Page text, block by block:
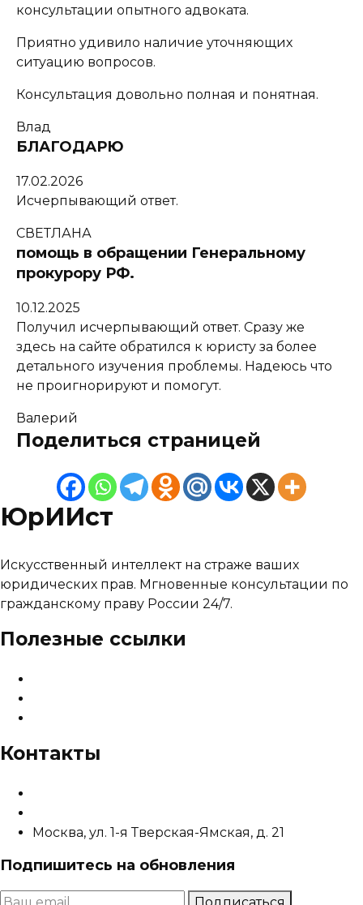
консультации опытного адвоката.
Приятно удивило наличие уточняющих
ситуацию вопросов.
Консультация довольно полная и понятная.
Влад
БЛАГОДАРЮ
17.02.2026
Исчерпывающий ответ.
СВЕТЛАНА
помощь в обращении Генеральному
прокурору РФ.
10.12.2025
Получил исчерпывающий ответ. Сразу же
здесь на сайте обратился к юристу за более
детального изучения проблемы. Надеюсь что
не проигнорируют и помогут.
Валерий
Поделиться страницей
ЮрИИст
Искусственный интеллект на страже ваших
юридических прав. Мгновенные консультации по
гражданскому праву России 24/7.
Полезные ссылки
Контакты
Москва, ул. 1-я Тверская-Ямская, д. 21
Подпишитесь на обновления